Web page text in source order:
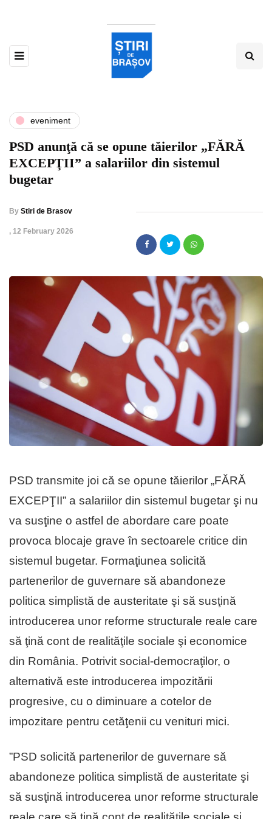
eveniment
PSD anunţă că se opune tăierilor „FĂRĂ
EXCEPŢII” a salariilor din sistemul
bugetar
By Stiri de Brasov
, 12 February 2026
PSD transmite joi că se opune tăierilor „FĂRĂ
EXCEPŢII” a salariilor din sistemul bugetar şi nu
va susţine o astfel de abordare care poate
provoca blocaje grave în sectoarele critice din
sistemul bugetar. Formaţiunea solicită
partenerilor de guvernare să abandoneze
politica simplistă de austeritate şi să susţină
introducerea unor reforme structurale reale care
să ţină cont de realităţile sociale şi economice
din România. Potrivit social-democraţilor, o
alternativă este introducerea impozitării
progresive, cu o diminuare a cotelor de
impozitare pentru cetăţenii cu venituri mici.
”PSD solicită partenerilor de guvernare să
abandoneze politica simplistă de austeritate şi
să susţină introducerea unor reforme structurale